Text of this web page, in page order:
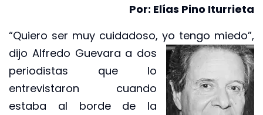
Por: Elías Pino Iturrieta
“Quiero ser muy cuidadoso, yo tengo miedo”,
dijo Alfredo Guevara a dos
periodistas que lo
entrevistaron cuando
estaba al borde de la